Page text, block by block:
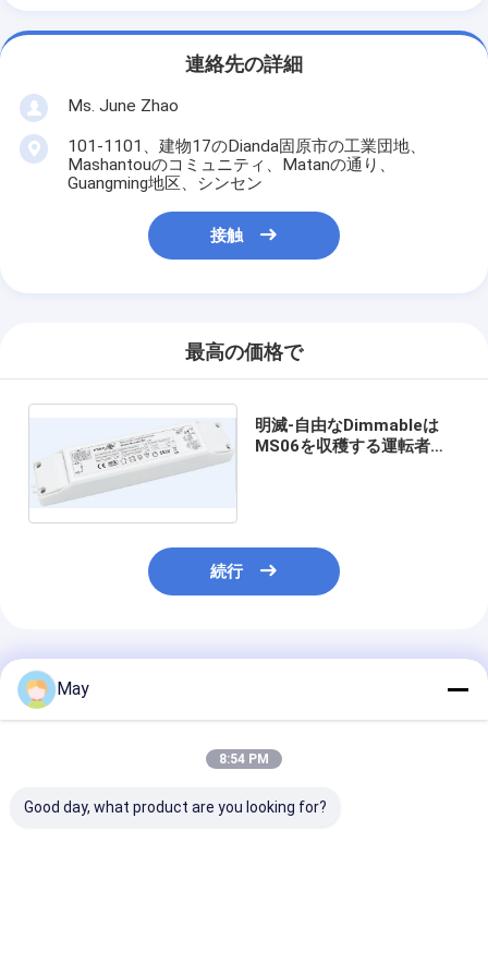
連絡先の詳細
Ms. June Zhao
101-1101、建物17のDianda固原市の工業団地、
Mashantouのコミュニティ、Matanの通り、
Guangming地区、シンセン
接触
最高の価格で
明滅-自由なDimmableは
MS06を収穫する運転者
続行
推薦されたプロダクト
May
8:54 PM
Good day, what product are you looking for?